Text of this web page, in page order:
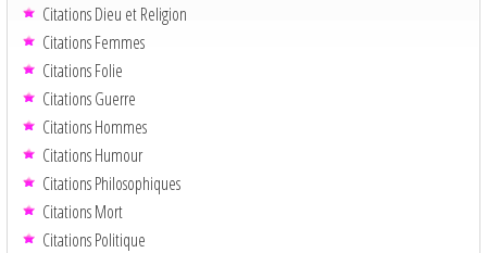
Citations Dieu et Religion
Citations Femmes
Citations Folie
Citations Guerre
Citations Hommes
Citations Humour
Citations Philosophiques
Citations Mort
Citations Politique